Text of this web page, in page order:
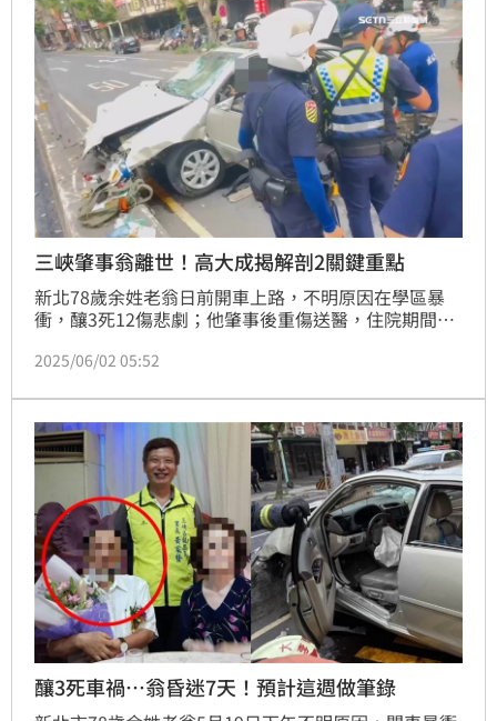
三峽肇事翁離世！高大成揭解剖2關鍵重點
新北78歲余姓老翁日前開車上路，不明原因在學區暴
衝，釀3死12傷悲劇；他肇事後重傷送醫，住院期間曾
器官衰竭不治，肇事原因成謎。檢方將擇日解剖，了解
2025/06/02 05:52
釀3死車禍…翁昏迷7天！預計這週做筆錄